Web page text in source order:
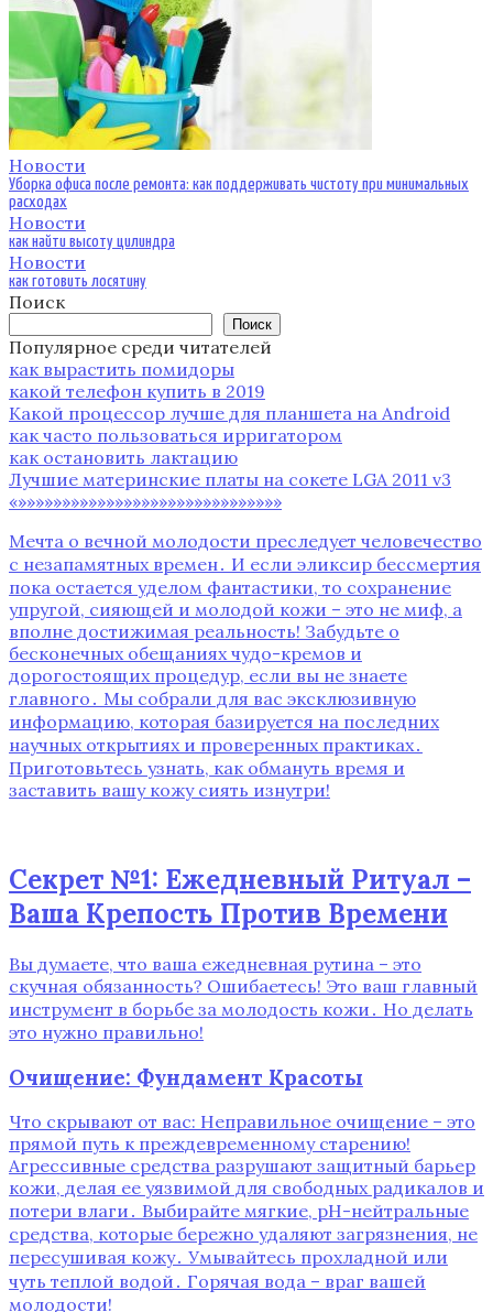
Новости
Уборка офиса после ремонта: как поддерживать чистоту при минимальных
расходах
Новости
как найти высоту цилиндра
Новости
как готовить лосятину
Поиск
Поиск
Популярное среди читателей
как вырастить помидоры
какой телефон купить в 2019
Какой процессор лучше для планшета на Android
как часто пользоваться ирригатором
как остановить лактацию
Лучшие материнские платы на сокете LGA 2011 v3
«»»»»»»»»»»»»»»»»»»»»»»»»»»»»»»
Мечта о вечной молодости преследует человечество
с незапамятных времен․ И если эликсир бессмертия
пока остается уделом фантастики, то сохранение
упругой, сияющей и молодой кожи – это не миф, а
вполне достижимая реальность! Забудьте о
бесконечных обещаниях чудо-кремов и
дорогостоящих процедур, если вы не знаете
главного․ Мы собрали для вас эксклюзивную
информацию, которая базируется на последних
научных открытиях и проверенных практиках․
Приготовьтесь узнать, как обмануть время и
заставить вашу кожу сиять изнутри!
Секрет №1: Ежедневный Ритуал –
Ваша Крепость Против Времени
Вы думаете, что ваша ежедневная рутина – это
скучная обязанность? Ошибаетесь! Это ваш главный
инструмент в борьбе за молодость кожи․ Но делать
это нужно правильно!
Очищение: Фундамент Красоты
Что скрывают от вас: Неправильное очищение – это
прямой путь к преждевременному старению!
Агрессивные средства разрушают защитный барьер
кожи, делая ее уязвимой для свободных радикалов и
потери влаги․ Выбирайте мягкие, pH-нейтральные
средства, которые бережно удаляют загрязнения, не
пересушивая кожу․ Умывайтесь прохладной или
чуть теплой водой․ Горячая вода – враг вашей
молодости!